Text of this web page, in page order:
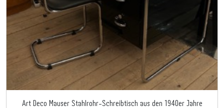
Art Deco Mauser Stahlrohr-Schreibtisch aus den 1940er Jahre